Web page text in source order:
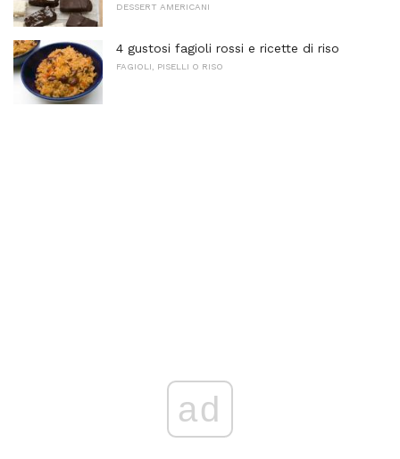
DESSERT AMERICANI
4 gustosi fagioli rossi e ricette di riso
FAGIOLI, PISELLI O RISO
ad